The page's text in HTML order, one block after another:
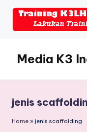
Media K3
Seputar
Dunia
K3LH
jenis
Home » jenis scaffolding